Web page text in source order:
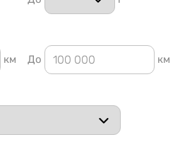
км До км